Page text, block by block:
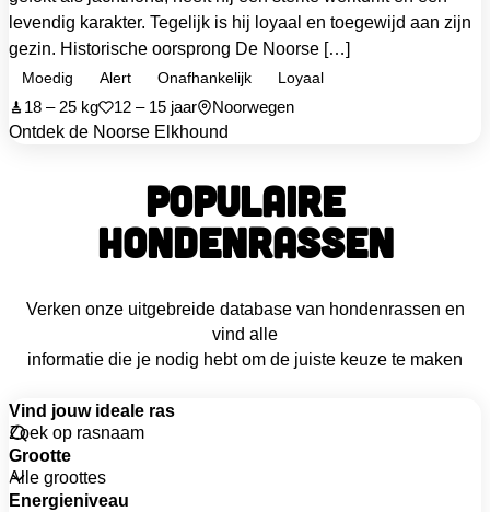
levendig karakter. Tegelijk is hij loyaal en toegewijd aan zijn
gezin. Historische oorsprong De Noorse […]
Moedig Alert Onafhankelijk Loyaal
18 – 25 kg 12 – 15 jaar
Noorwegen
Ontdek de Noorse Elkhound
POPULAIRE
HONDENRASSEN
Verken onze uitgebreide database van hondenrassen en
vind alle
informatie die je nodig hebt om de juiste keuze te maken
Vind jouw ideale ras
Grootte
Energieniveau